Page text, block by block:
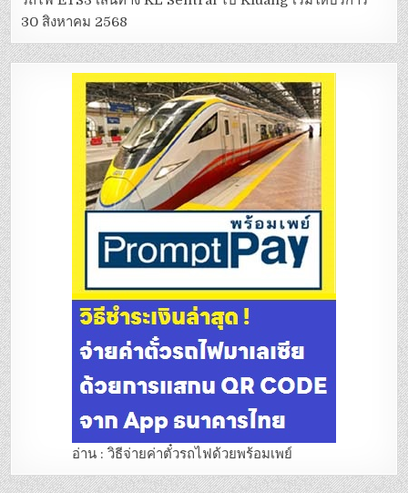
30 สิงหาคม 2568
อ่าน : วิธีจ่ายค่าตั๋วรถไฟด้วยพร้อมเพย์